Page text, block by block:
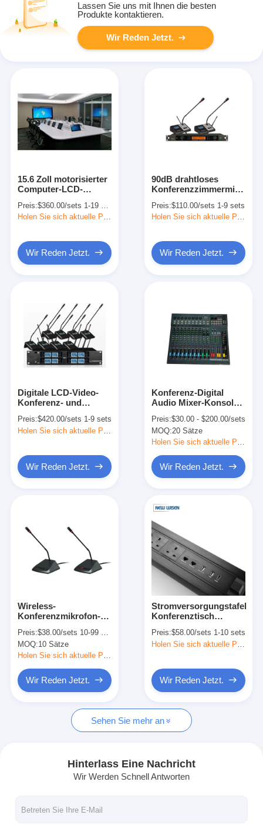
Über uns
Fabrik Tour
Wir Reden Jetzt.
Konferenz-System
Aufstehmonitor
Pop-up-Schreibtisch-Socket
Lassen Sie uns mit Ihnen die besten
Produkte kontaktieren.
Wir Reden Jetzt.
15.6 Zoll motorisierter
Computer-LCD-
papierlose
Konferenzsysteme
Preis:$360.00/sets 1-19 sets
Holen Sie sich aktuelle Preis
Wir Reden Jetzt.
90dB drahtloses
Konferenzzimmermikrofon
Audio-System
Preis:$110.00/sets 1-9 sets
Holen Sie sich aktuelle Preis
Wir Reden Jetzt.
Digitale LCD-Video-
Konferenz- und
12dBuV 100dB
Preis:$420.00/sets 1-9 sets
Wir Reden Jetzt.
Konferenz-Digital
Audio Mixer-Konsole 8
Preis:$30.00 - $200.00/sets
MOQ:20 Sätze
Holen Sie sich aktuelle Preis
Wir Reden Jetzt.
Wireless-
Konferenzmikrofon-
Preis:$38.00/sets 10-99 sets
MOQ:10 Sätze
Holen Sie sich aktuelle Preis
Wir Reden Jetzt.
Stromversorgungstafel
Konferenztisch
Steckdosen
abnehmbar
Preis:$58.00/sets 1-10 sets
Wir Reden Jetzt.
Sehen Sie mehr an
Hinterlass Eine Nachricht
Wir Werden Schnell Antworten